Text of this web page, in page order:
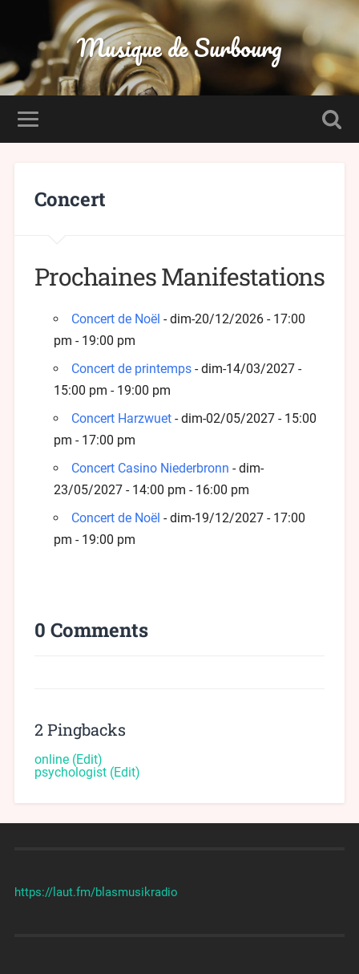
Musique de Surbourg
Concert
Prochaines Manifestations
Concert de Noël - dim-20/12/2026 - 17:00
pm - 19:00 pm
Concert de printemps- dim-14/03/2027 -
15:00 pm - 19:00 pm
Concert Harzwuet- dim-02/05/2027 - 15:00
pm - 17:00 pm
Concert Casino Niederbronn - dim-
23/05/2027 - 14:00 pm - 16:00 pm
Concert de Noël - dim-19/12/2027 - 17:00
pm - 19:00 pm
0 Comments
2 Pingbacks
online (Edit)
psychologist (Edit)
https://laut.fm/blasmusikradio